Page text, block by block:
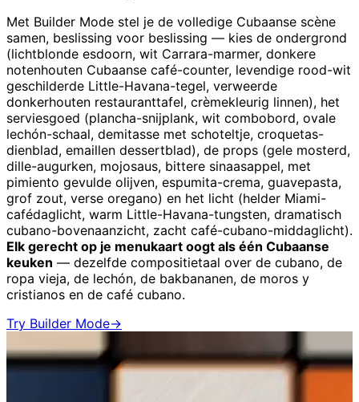
Met Builder Mode stel je de volledige Cubaanse scène
samen, beslissing voor beslissing — kies de ondergrond
(lichtblonde esdoorn, wit Carrara-marmer, donkere
notenhouten Cubaanse café-counter, levendige rood-wit
geschilderde Little-Havana-tegel, verweerde
donkerhouten restauranttafel, crèmekleurig linnen), het
serviesgoed (plancha-snijplank, wit combobord, ovale
lechón-schaal, demitasse met schoteltje, croquetas-
dienblad, emaillen dessertblad), de props (gele mosterd,
dille-augurken, mojosaus, bittere sinaasappel, met
pimiento gevulde olijven, espumita-crema, guavepasta,
grof zout, verse oregano) en het licht (helder Miami-
cafédaglicht, warm Little-Havana-tungsten, dramatisch
cubano-bovenaanzicht, zacht café-cubano-middaglicht).
Elk gerecht op je menukaart oogt als één Cubaanse
keuken — dezelfde compositietaal over de cubano, de
ropa vieja, de lechón, de bakbananen, de moros y
cristianos en de café cubano.
Try Builder Mode→